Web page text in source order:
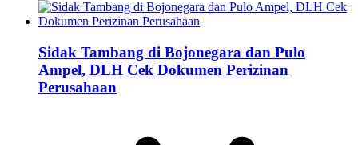
Sidak Tambang di Bojonegara dan Pulo
Ampel, DLH Cek Dokumen Perizinan
Perusahaan